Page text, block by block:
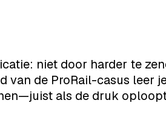
niet door harder te
de ProRail-casus leer
als de druk